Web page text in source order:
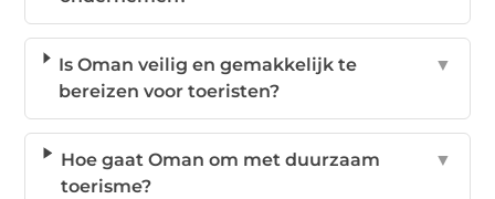
Is Oman veilig en gemakkelijk te
bereizen voor toeristen?
▼
Hoe gaat Oman om met duurzaam
toerisme?
▼